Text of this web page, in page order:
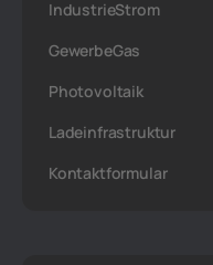
IndustrieStrom
GewerbeGas
Photovoltaik
Ladeinfrastruktur
Kontaktformular